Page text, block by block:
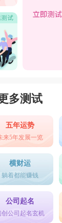
多测试
五年运势
来5年发展一览
横财运
躺着都能赚钱
公司起名
创公司起名玄机